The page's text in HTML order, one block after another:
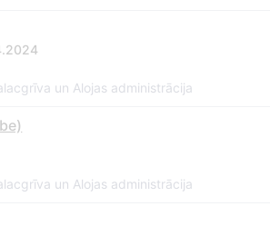
un Alojas administrācija
un Alojas administrācija